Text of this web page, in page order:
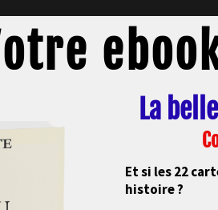
La
Et si les 22
histoire ?